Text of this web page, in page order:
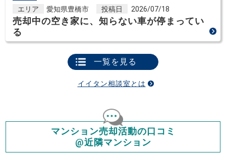
エリア
愛知県豊橋市 投稿日 2026/07/18
売却中の空き家に、知らない車が停まってい
る
一覧を見る
イイタン相談室とは
マンション売却活動の口コミ
@近隣マンション